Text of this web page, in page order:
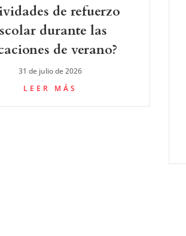
de refuerzo
durante las
de verano?
31 de julio de 2026
LEER MÁS